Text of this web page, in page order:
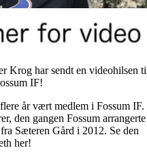
Krog har sendt en videohilsen
IF!
år vært medlem i Fossum IF.
den gangen Fossum arrangerte
Sæteren Gård i 2012. Se den
her!